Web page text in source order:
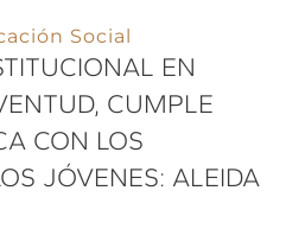
Social
EN
CUMPLE
CON LOS
JÓVENES: ALEIDA